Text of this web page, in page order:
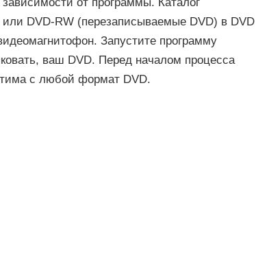
DVD-RW (перезаписываемые DVD) в DVD
Запустите программу
ваш DVD. Перед началом процесса
с любой формат DVD.